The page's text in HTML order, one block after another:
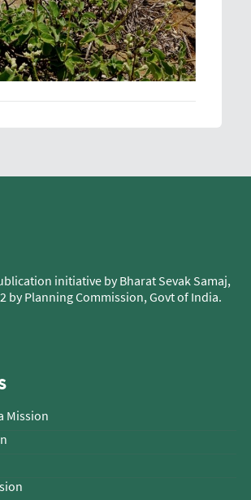
initiative by Bharat Sevak Samaj,
by Planning Commission, Govt of India.
Mission